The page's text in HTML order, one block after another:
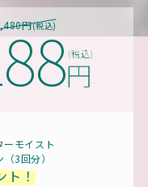
円(税込)
円
(税込)
ーモイスト
3回分）
ト！